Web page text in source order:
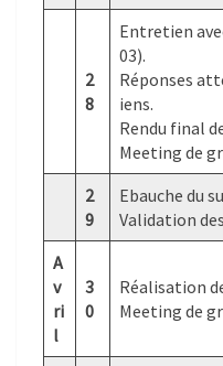
2
8
Entretien
03).
Réponses
iens.
Rendu final
Meeting de
2
9
Ebauche du
Validation
A
v
ri
l
3
0
Réalisation
Meeting de